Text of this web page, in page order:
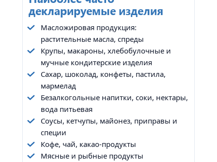
декларируемые изделия
Масложировая продукция:
растительные масла, спреды
Крупы, макароны, хлебобулочные и
мучные кондитерские изделия
Сахар, шоколад, конфеты, пастила,
мармелад
Безалкогольные напитки, соки, нектары,
вода питьевая
Соусы, кетчупы, майонез, приправы и
специи
Кофе, чай, какао-продукты
Мясные и рыбные продукты